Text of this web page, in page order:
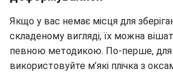
Якщо у вас немає місця для
складеному вигляді, їх можна
певною методикою. По-перше, для
використовуйте м’які плічка з